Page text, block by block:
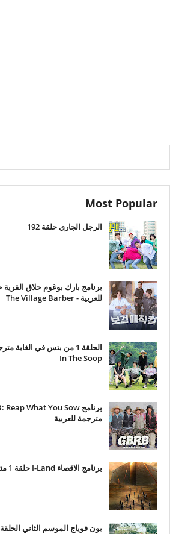
Most Popular
الرجل الجاري حلقة 192
للعربية - The Village Barber
In The Soop
مترجمة للعربية
برنامج الاقصاء I-Land حلقة 1 مترجمة للعربية
بون فوياج الموسم الثاني الحلقة 2 مترجمة للعربية